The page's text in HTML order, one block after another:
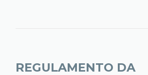
REGULAMENTO DA